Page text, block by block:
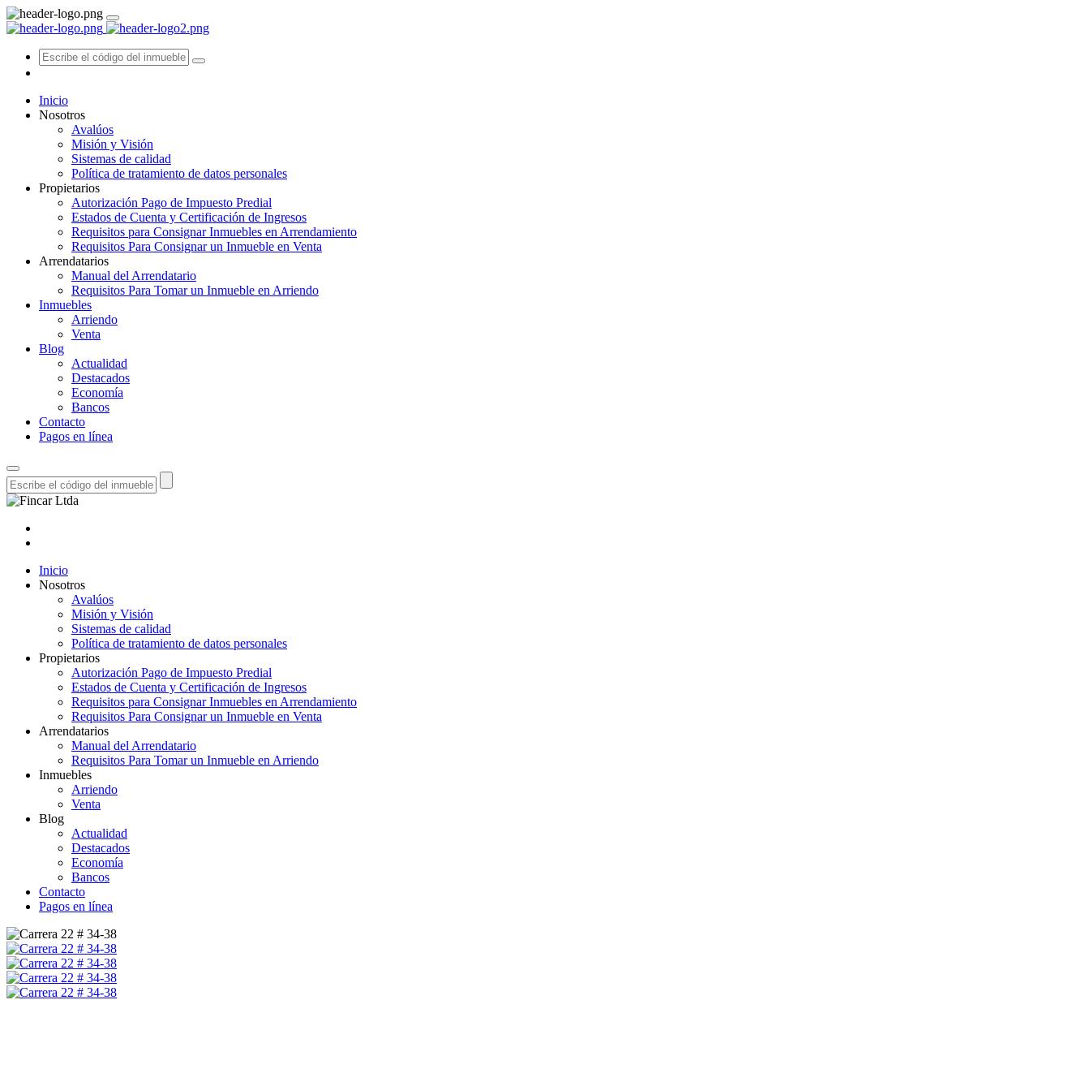
Inicio
Nosotros
Avalúos
Misión y Visión
Sistemas de calidad
Política de tratamiento de datos personales
Propietarios
Autorización Pago de Impuesto Predial
Estados de Cuenta y Certificación de Ingresos
Requisitos para Consignar Inmuebles en Arrendamiento
Requisitos Para Consignar un Inmueble en Venta
Arrendatarios
Manual del Arrendatario
Requisitos Para Tomar un Inmueble en Arriendo
Inmuebles
Arriendo
Venta
Blog
Actualidad
Destacados
Economía
Bancos
Contacto
Pagos en línea
Inicio
Nosotros
Avalúos
Misión y Visión
Sistemas de calidad
Política de tratamiento de datos personales
Propietarios
Autorización Pago de Impuesto Predial
Estados de Cuenta y Certificación de Ingresos
Requisitos para Consignar Inmuebles en Arrendamiento
Requisitos Para Consignar un Inmueble en Venta
Arrendatarios
Manual del Arrendatario
Requisitos Para Tomar un Inmueble en Arriendo
Inmuebles
Arriendo
Venta
Blog
Actualidad
Destacados
Economía
Bancos
Contacto
Pagos en línea